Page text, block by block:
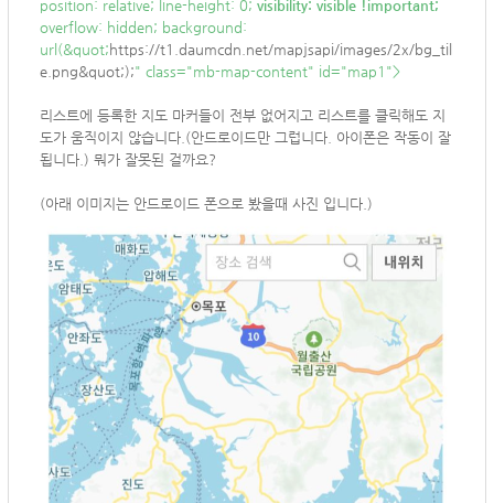
position: relative; line-height: 0; visibility: visible !important;
overflow: hidden; background:
url(&quot; https://t1.daumcdn.net/mapjsapi/images/2x/bg_til
e.png&quot;);" class="mb-map-content" id="map1">
리스트에 등록한 지도 마커들이 전부 없어지고 리스트를 클릭해도 지
도가 움직이지 않습니다.(안드로이드만 그럽니다. 아이폰은 작동이 잘
됩니다.) 뭐가 잘못된 걸까요?
(아래 이미지는 안드로이드 폰으로 봤을때 사진 입니다.)